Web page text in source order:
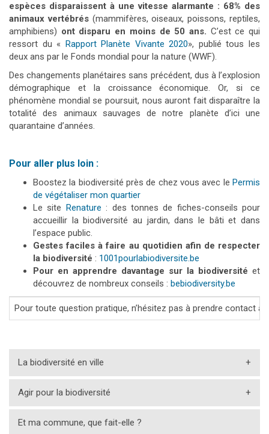
espèces disparaissent à une vitesse alarmante : 68% des
animaux vertébrés(mammifères, oiseaux, poissons, reptiles,
amphibiens) ont disparu en moins de 50 ans. C’est ce qui
ressort du « Rapport Planète Vivante 2020», publié tous les
deux ans par le Fonds mondial pour la nature (WWF).
Des changements planétaires sans précédent, dus à l’explosion
démographique et la croissance économique. Or, si ce
phénomène mondial se poursuit, nous auront fait disparaître la
totalité des animaux sauvages de notre planète d’ici une
quarantaine d’années.
Pour aller plus loin :
Boostez la biodiversité près de chez vous avec le Permis
de végétaliser mon quartier
Le site Renature : des tonnes de fiches-conseils pour
accueillir la biodiversité au jardin, dans le bâti et dans
l’espace public.
Gestes faciles à faire au quotidien afin de respecter
la biodiversité : 1001pourlabiodiversite.be
Pour en apprendre davantage sur la biodiversité et
découvrez de nombreux conseils : bebiodiversity.be
Pour toute question pratique, n’hésitez pas à prendre contact
La biodiversité en ville +
Agir pour la biodiversité +
Et ma commune, que fait-elle ?